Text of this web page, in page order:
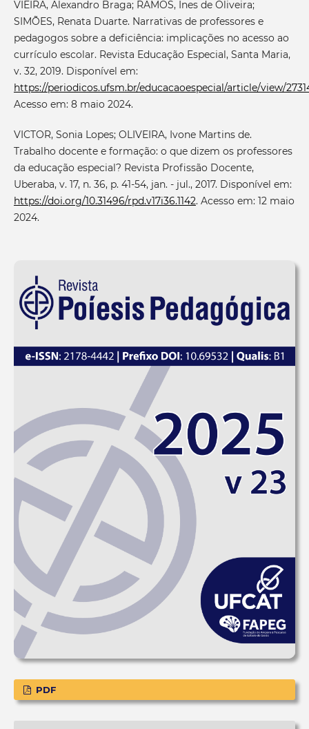
VIEIRA, Alexandro Braga; RAMOS, Ines de Oliveira;
SIMÕES, Renata Duarte. Narrativas de professores e
pedagogos sobre a deficiência: implicações no acesso ao
currículo escolar. Revista Educação Especial, Santa Maria,
v. 32, 2019. Disponível em:
https://periodicos.ufsm.br/educacaoespecial/article/view/
Acesso em: 8 maio 2024.
VICTOR, Sonia Lopes; OLIVEIRA, Ivone Martins de.
Trabalho docente e formação: o que dizem os professores
da educação especial? Revista Profissão Docente,
Uberaba, v. 17, n. 36, p. 41-54, jan. - jul., 2017. Disponível em:
https://doi.org/10.31496/rpd.v17i36.1142. Acesso em: 12 maio
2024.
PDF